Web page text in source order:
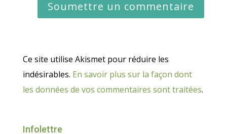
Ce site utilise Akismet pour réduire les
indésirables. En savoir plus sur la façon dont
les données de vos commentaires sont traitées.
Infolettre